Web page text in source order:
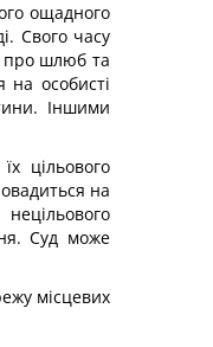
ощадного
Свого часу
про шлюб та
особисті
Іншими
цільового
на
Суд може
місцевих